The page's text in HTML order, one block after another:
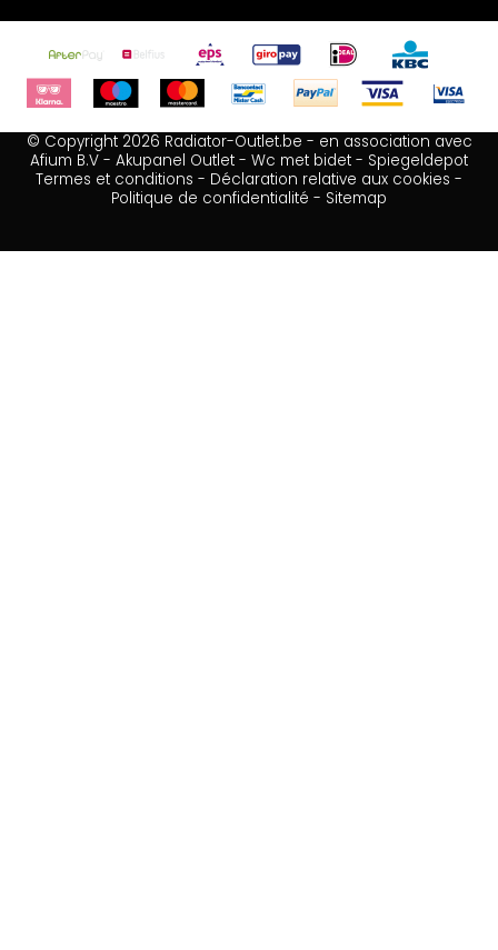
© Copyright 2026 Radiator-Outlet.be - en association avec
Afium B.V - Akupanel Outlet - Wc met bidet - Spiegeldepot
Termes et conditions - Déclaration relative aux cookies -
Politique de confidentialité - Sitemap